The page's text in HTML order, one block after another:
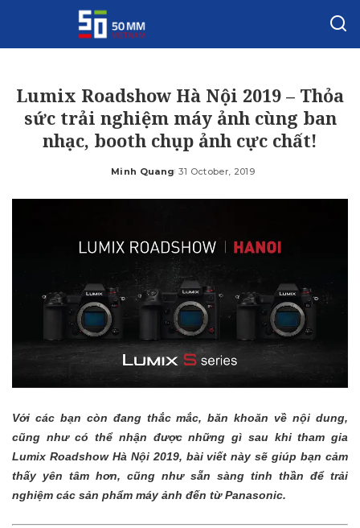
Lumix Roadshow Hà Nội 2019 – Thỏa
sức trải nghiệm máy ảnh cùng ban
nhạc, booth chụp ảnh cực chất!
Posted
Minh Quang 31 October, 2019
Với các bạn còn đang thắc mắc, băn khoăn về nội dung,
cũng như có thể nhận được những gì sau khi tham gia
Lumix Roadshow Hà Nội 2019, bài viết này sẽ giúp bạn cảm
thấy yên tâm hơn, cũng như sẵn sàng tinh thần để trải
nghiệm các sản phẩm máy ảnh đến từ Panasonic.